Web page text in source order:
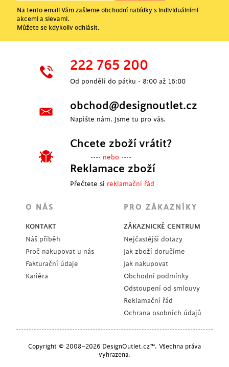
Na tento email Vám zašleme obchodní nabídky s individuálními
akcemi a slevami.
Můžete se kdykoliv odhlásit.
222 765 200
Od pondělí do pátku - 8:00 až 16:00
obchod@designoutlet.cz
Napište nám. Jsme tu pro vás.
Chcete zboží vrátit?
---- nebo ----
Reklamace zboží
Přečtete si reklamační řád
O NÁS
KONTAKT
Náš příběh
Proč nakupovat u nás
Fakturační údaje
Kariéra
PRO ZÁKAZNÍKY
ZÁKAZNICKÉ CENTRUM
Nejčastější dotazy
Jak zboží doručíme
Jak nakupovat
Obchodní podmínky
Odstoupení od smlouvy
Reklamační řád
Ochrana osobních údajů
Copyright © 2008–2026 DesignOutlet.cz™. Všechna práva
vyhrazena.